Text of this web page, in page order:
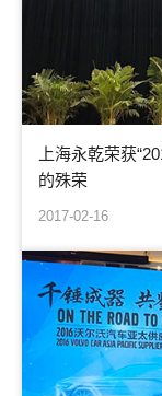
上海永乾荣获
的殊荣
2017-02-16